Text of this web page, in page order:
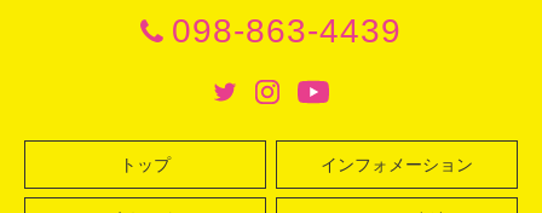
098-863-4439
トップ インフォメーション